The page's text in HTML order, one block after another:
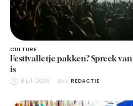
CULTURE
Festivalletje pakken? Spreek
is
8 juli 2026 door REDACTIE